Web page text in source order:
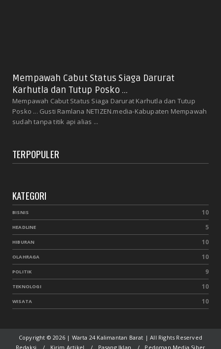
Mempawah Cabut Status Siaga Darurat
Karhutla dan Tutup Posko ...
Mempawah Cabut Status Siaga Darurat Karhutla dan Tutup
Posko ... Gusti Ramlana NETIZEN.media-Kabupaten Mempawah
sudah tanpa titik api alias ...
TERPOPULER
KATEGORI
BISNIS 10
HEADLINE 5
HIBURAN 10
OLAHRAGA 10
POLITIK 9
TEKNOLOGI 10
WISATA 10
Copyright ©2026 | Warta 24 Kalimantan Barat | All Rights Reserved
Redaksi
Kirim Artikel Pasang Iklan Pedoman Media Siber